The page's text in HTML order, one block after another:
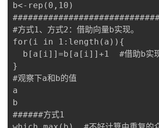
发
者
博
的
我
b<-rep(0,10)
#方式1、方式2：借助向量b实现。
for(i in 1:length(a)){
b[a[i]]=b[a[i]]+1  #借助b实现
}
#观察下a和b的值
a
b
######方式1